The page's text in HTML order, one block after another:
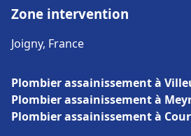
Zone intervention
Joigny, France
Plombier assainissement à
Plombier assainissement à
Plombier assainissement à